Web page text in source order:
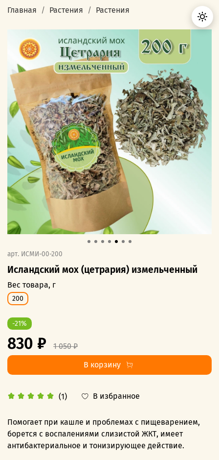
Главная Растения Растения
арт. ИСМИ-00-200
Исландский мох (цетрария) измельченный
(1) В избранное
Вес товара, г
200
-21%
830 ₽
1 050 ₽
В корзину
Помогает при кашле и проблемах с пищеварением,
борется с воспалениями слизистой ЖКТ, имеет
антибактериальное и тонизирующее действие.